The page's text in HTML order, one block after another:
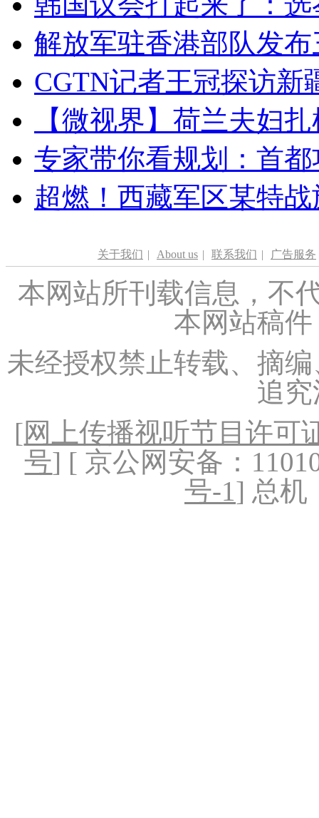
解放军驻香港部队发
CGTN记者王冠探访新
【微视界】荷兰夫妇
专家带你看规划：首
超燃！西藏军区某特
关于我们 | About us | 联系我们 | 广告服务
本网站所刊载信息，不
本网站稿
未经授权禁止转载、摘
追
[网上传播视听节目许可
号] [ 京公网安备：
号-1] 总机